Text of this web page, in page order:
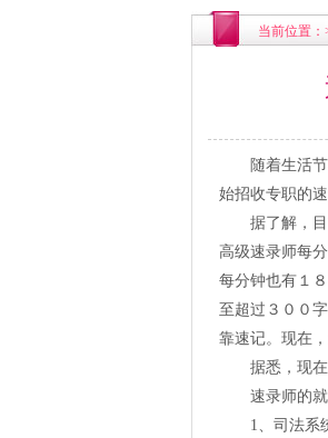
当前位置：
随着生活
始招收专职的
据了解，
高级速录师每
每分钟也有１
至超过３００
靠速记。现在
据悉，现
速录师的
1、司法系